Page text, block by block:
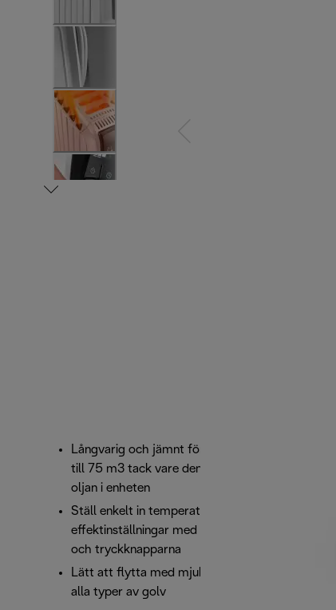
Långvarig och jämnt fördelad värme i rum upp
till 75 m3 tack vare den termiska behållningen av
oljan i enheten
Ställ enkelt in temperatur, timer och hantera
effektinställningar med de ergonomiska vrid-
och tryckknapparna
Lätt att flytta med mjuka gummihjul som passar
alla typer av golv